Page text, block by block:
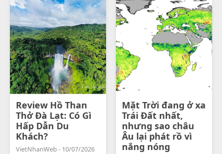
Review Hồ Than
Thở Đà Lạt: Có Gì
Hấp Dẫn Du
Khách?
VietNhanWeb - 10/07/2026
Mặt Trời đang ở xa
Trái Đất nhất,
nhưng sao châu
Âu lại phát rồ vì
nắng nóng